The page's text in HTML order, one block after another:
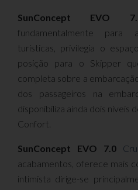
SunConcept EVO
fundamentalmente para
turísticas, privilegia o
posição para o Skipper
completa sobre a
dos passageiros na
disponibiliza ainda dois níveis
Confort.
SunConcept EVO 7.0
acabamentos, oferece mais
intimista dirige-se